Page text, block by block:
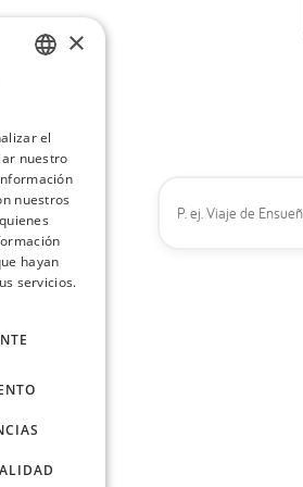
PORTUGUESE
FRENCH
×
el
nuestro
nuestros
hayan
servicios.